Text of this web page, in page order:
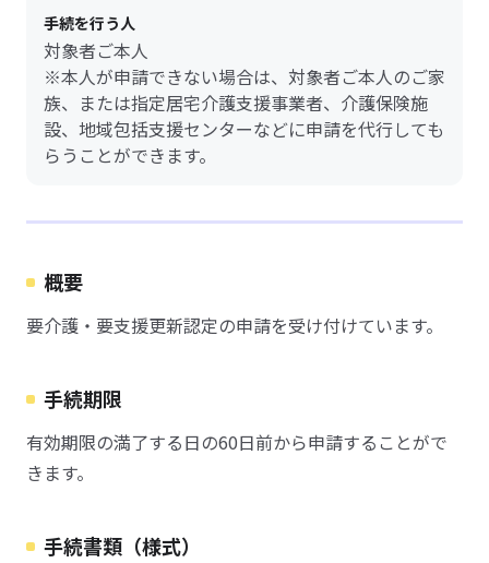
手続を行う人
対象者ご本人
※本人が申請できない場合は、対象者ご本人のご家
族、または指定居宅介護支援事業者、介護保険施
設、地域包括支援センターなどに申請を代行しても
らうことができます。
概要
要介護・要支援更新認定の申請を受け付けています。
手続期限
有効期限の満了する日の60日前から申請することがで
きます。
手続書類（様式）